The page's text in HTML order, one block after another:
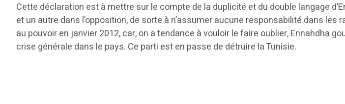
Cette déclaration est à mettre sur le compte de la duplicité et du double langage
et un autre dans l’opposition, de sorte à n’assumer aucune responsabilité dans
au pouvoir en janvier 2012, car, on a tendance à vouloir le faire oublier, Ennahdha
crise générale dans le pays. Ce parti est en passe de détruire la Tunisie.